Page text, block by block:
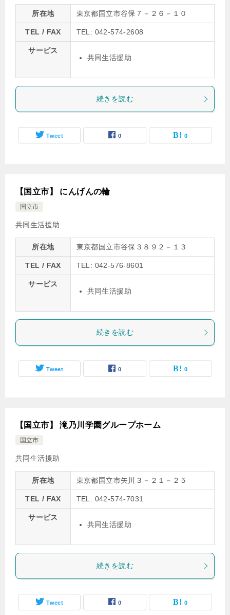
所在地 東京都国立市谷保７－２６－１０
TEL / FAX TEL: 042-574-2608
サービス
共同生活援助
続きを読む
Tweet 0 0
【国立市】 にんげんの輪
国立市
共同生活援助
所在地 東京都国立市谷保３８９２－１３
TEL / FAX TEL: 042-576-8601
サービス
共同生活援助
続きを読む
Tweet 0 0
【国立市】 滝乃川学園グループホーム
国立市
共同生活援助
所在地 東京都国立市矢川３－２１－２５
TEL / FAX TEL: 042-574-7031
サービス
共同生活援助
続きを読む
Tweet 0 0